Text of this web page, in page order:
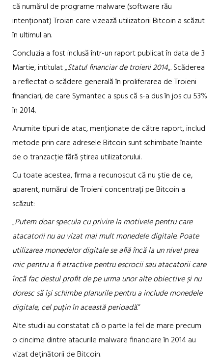
că numărul de programe malware (software rău
intenționat) Troian care vizează utilizatorii Bitcoin a scăzut
în ultimul an.
Concluzia a fost inclusă într-un raport publicat în data de 3
Martie, intitulat„Statul financiar de troieni 2014„. Scăderea
a reflectat o scădere generală în proliferarea de Troieni
financiari, de care Symantec a spus că s-a dus în jos cu 53%
în 2014.
Anumite tipuri de atac, menționate de către raport, includ
metode prin care adresele Bitcoin sunt schimbate înainte
de o tranzacție fără știrea utilizatorului.
Cu toate acestea, firma a recunoscut că nu știe de ce,
aparent, numărul de Troieni concentrați pe Bitcoin a
scăzut:
„Putem doar specula cu privire la motivele pentru care
atacatorii nu au vizat mai mult monedele digitale. Poate
utilizarea monedelor digitale se află încă la un nivel prea
mic pentru a fi atractive pentru escrocii sau atacatorii care
încă fac destul profit de pe urma unor alte obiective și nu
doresc să își schimbe planurile pentru a include monedele
digitale, cel puțin în această perioadă.”
Alte studii au constatat că o parte la fel de mare precum
o cincime dintre atacurile malware financiare în 2014 au
vizat deținătorii de Bitcoin.